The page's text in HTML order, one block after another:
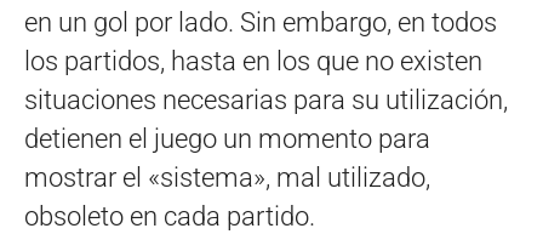
en un gol por lado. Sin embargo, en todos
los partidos, hasta en los que no existen
situaciones necesarias para su utilización,
detienen el juego un momento para
mostrar el «sistema», mal utilizado,
obsoleto en cada partido.